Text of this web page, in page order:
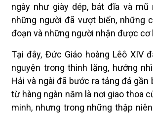
ngày như giày dép, bát đĩa và mũ
những người đã vượt biển, những
đoạn và những người nhận được cơ
Tại đây, Đức Giáo hoàng Lêô XIV
nguyện trong thinh lặng, hướng
Hải và ngài đã bước ra tảng đá gần
từ hàng ngàn năm là nơi giao thoa
minh, nhưng trong những thập